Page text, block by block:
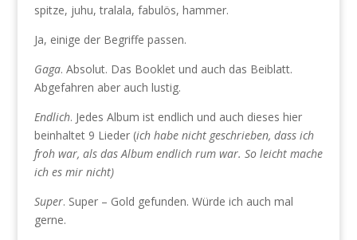
spitze, juhu, tralala, fabulös, hammer.
Ja, einige der Begriffe passen.
Gaga. Absolut. Das Booklet und auch das Beiblatt.
Abgefahren aber auch lustig.
Endlich. Jedes Album ist endlich und auch dieses hier
beinhaltet 9 Lieder (ich habe nicht geschrieben, dass ich
froh war, als das Album endlich rum war. So leicht mache
ich es mir nicht)
Super. Super – Gold gefunden. Würde ich auch mal
gerne.